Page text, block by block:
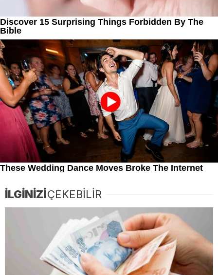
İLGİNİZİÇEKEBİLİR